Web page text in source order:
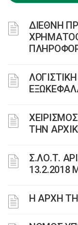
ΔΙΕΘΝΗ
ΤΗΝ
Σ.ΛΟ.Τ.
13.2.2018
Η ΑΡΧΗ